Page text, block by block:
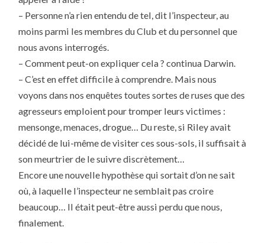
– Personne n’a rien entendu de tel, dit l’inspecteur, au
moins parmi les membres du Club et du personnel que
nous avons interrogés.
– Comment peut-on expliquer cela ? continua Darwin.
– C’est en effet difficile à comprendre. Mais nous
voyons dans nos enquêtes toutes sortes de ruses que des
agresseurs emploient pour tromper leurs victimes :
mensonge, menaces, drogue… Du reste, si Riley avait
décidé de lui-même de visiter ces sous-sols, il suffisait à
son meurtrier de le suivre discrètement…
Encore une nouvelle hypothèse qui sortait d’on ne sait
où, à laquelle l’inspecteur ne semblait pas croire
beaucoup… Il était peut-être aussi perdu que nous,
finalement.